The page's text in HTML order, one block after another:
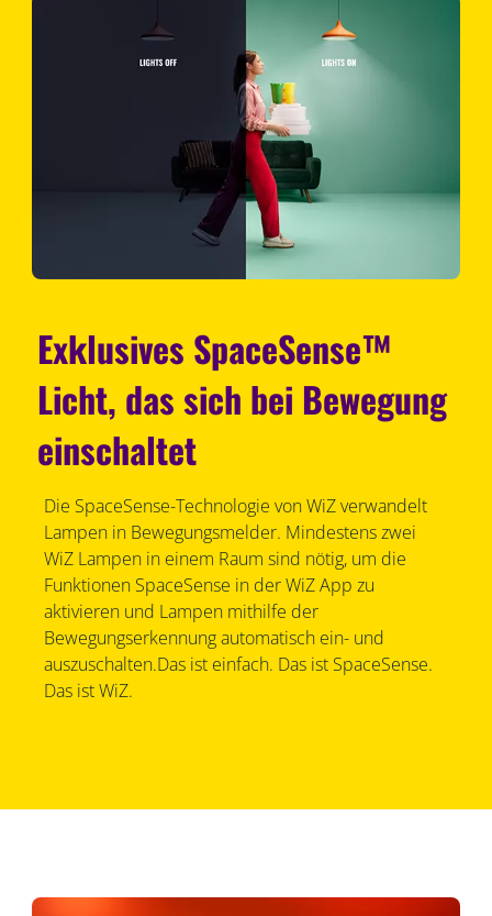
Exklusives SpaceSense™
Licht, das sich bei Bewegung
einschaltet
Die SpaceSense-Technologie von WiZ verwandelt
Lampen in Bewegungsmelder. Mindestens zwei
WiZ Lampen in einem Raum sind nötig, um die
Funktionen SpaceSense in der WiZ App zu
aktivieren und Lampen mithilfe der
Bewegungserkennung automatisch ein- und
auszuschalten.Das ist einfach. Das ist SpaceSense.
Das ist WiZ.